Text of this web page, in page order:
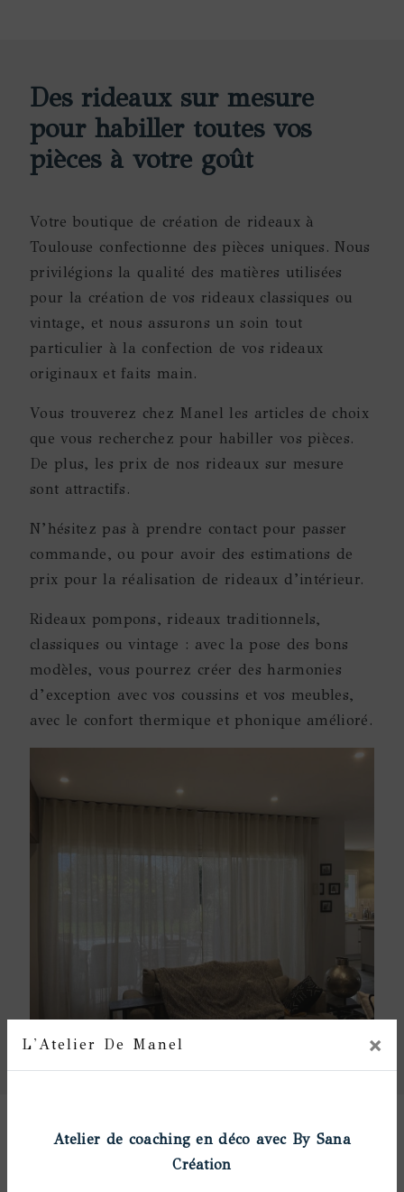
L'Atelier De Manel ×
Atelier de coaching en déco avec By Sana
Création
Des rideaux sur mesure
pour habiller toutes vos
pièces à votre goût
Votre boutique de création de rideaux à
Toulouse confectionne des pièces uniques. Nous
privilégions la qualité des matières utilisées
pour la création de vos rideaux classiques ou
vintage, et nous assurons un soin tout
particulier à la confection de vos rideaux
originaux et faits main.
Vous trouverez chez Manel les articles de choix
que vous recherchez pour habiller vos pièces.
De plus, les prix de nos rideaux sur mesure
sont attractifs.
N’hésitez pas à prendre contact pour passer
commande, ou pour avoir des estimations de
prix pour la réalisation de rideaux d’intérieur.
Rideaux pompons, rideaux traditionnels,
classiques ou vintage : avec la pose des bons
modèles, vous pourrez créer des harmonies
d’exception avec vos coussins et vos meubles,
avec le confort thermique et phonique amélioré.
Coussins sur mesure :